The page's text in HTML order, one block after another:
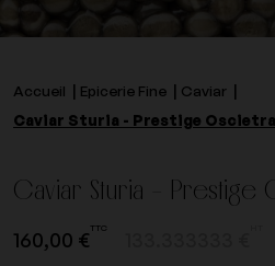
Accueil Epicerie Fine
Caviar
Caviar Sturia - Prestige
Caviar Sturia -
160,00 € TTC